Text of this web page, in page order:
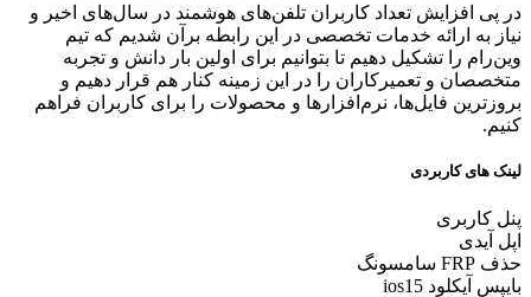
در پی افزایش تعداد کاربران تلفن‌های هوشمند در سال‌های اخیر و
نیاز به ارائه خدمات تخصصی در این رابطه برآن شدیم که تیم
وین‌رام را تشکیل دهیم تا بتوانیم برای اولین بار دانش و تجربه
متخصصان و تعمیرکاران را در این زمینه کنار هم قرار دهیم و
بروزترین فایل‌ها، نرم‌افزارها و محصولات را برای کاربران فراهم
کنیم.
لینک های کاربردی
پنل کاربری
اپل آیدی
حذف FRP سامسونگ
بایپس آیکلود ios15